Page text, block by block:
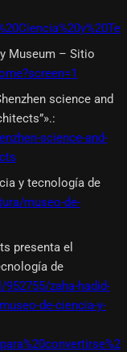
Museum – Sitio
science and
:
science-and-
y tecnología de
museo-de-
presenta el
de
zaha-hadid-
de-ciencia-y-